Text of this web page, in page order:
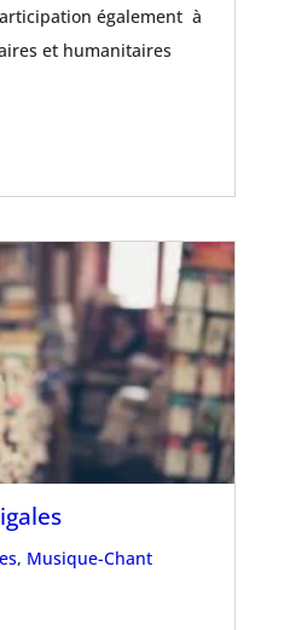
également à
et humanitaires
, Musique-Chant